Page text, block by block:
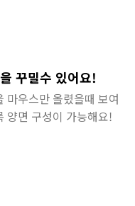
꾸밀수 있어요!
마우스만 올렸을때 보여
양면 구성이 가능해요!